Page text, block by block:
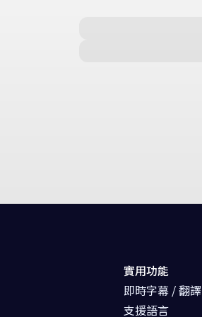
實用功能
即時字幕 / 翻譯
支援語言